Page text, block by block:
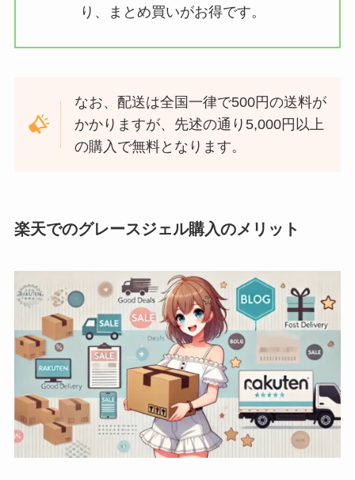
り、まとめ買いがお得です。
なお、配送は全国一律で500円の送料が
かかりますが、先述の通り5,000円以上
の購入で無料となります。
楽天でのグレースジェル購入のメリット